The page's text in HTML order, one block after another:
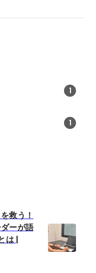
1
1
救う！
ーが語
は |